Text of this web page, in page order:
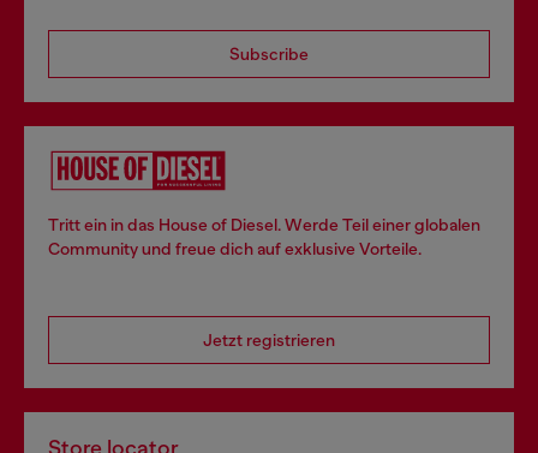
Subscribe
Tritt ein in das House of Diesel. Werde Teil einer globalen
Community und freue dich auf exklusive Vorteile.
Jetzt registrieren
Store locator